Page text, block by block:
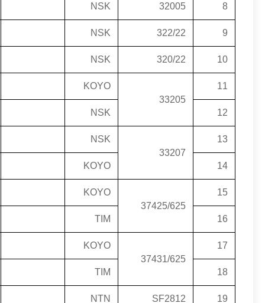
8
32005
NSK
9
322/22
NSK
10
320/22
NSK
11
33205
KOYO
12
NSK
13
33207
NSK
14
KOYO
15
37425/625
KOYO
16
TIM
17
37431/625
KOYO
18
TIM
19
SF2812
NTN